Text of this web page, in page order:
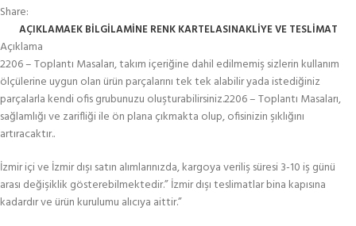
Share:
AÇIKLAMAEK BILGILAMİNE RENK KARTELASINAKLIYE VE TESLIMAT
Açıklama
2206 – Toplantı Masaları, takım içeriğine dahil edilmemiş sizlerin kullanım
ölçülerine uygun olan ürün parçalarını tek tek alabilir yada istediğiniz
parçalarla kendi ofis grubunuzu oluşturabilirsiniz.2206 – Toplantı Masaları,
sağlamlığı ve zarifliği ile ön plana çıkmakta olup, ofisinizin şıklığını
artıracaktır..
İzmir içi ve İzmir dışı satın alımlarınızda, kargoya veriliş süresi 3-10 iş günü
arası değişiklik gösterebilmektedir.” İzmir dışı teslimatlar bina kapısına
kadardır ve ürün kurulumu alıcıya aittir.”